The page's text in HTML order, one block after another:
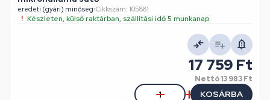
eredeti (gyári) minőség•Cikkszám: 105881
Készleten, külső raktárban, szállítási idő 5 munkanap
17 759 Ft
Nettó13 983 Ft
KOSÁRBA